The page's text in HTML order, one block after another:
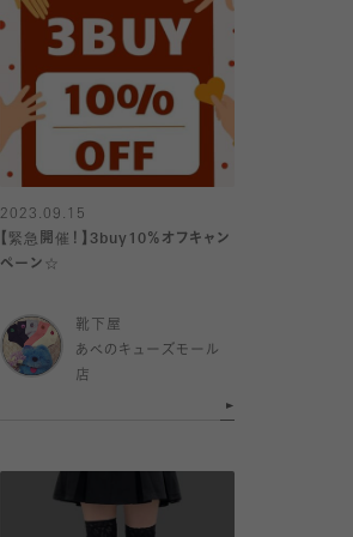
2023.09.15
【緊急開催！】3buy10％オフキャン
ペーン☆
靴下屋
あべのキューズモール
店